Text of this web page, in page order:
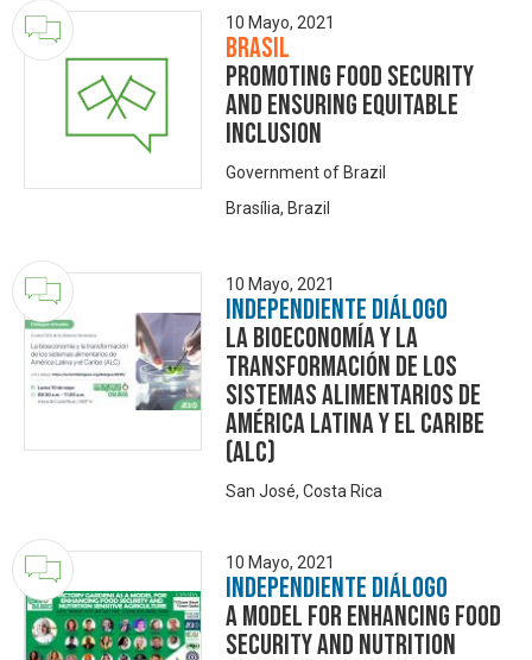
10 Mayo, 2021
Brasil
Promoting Food Security
and Ensuring Equitable
Inclusion
Government of Brazil
Brasília, Brazil
10 Mayo, 2021
Independiente Diálogo
La bioeconomía y la
transformación de los
sistemas alimentarios de
América Latina y el Caribe
(ALC)
San José, Costa Rica
10 Mayo, 2021
Independiente Diálogo
A model for enhancing food
security and nutrition